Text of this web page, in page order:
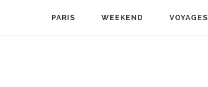
PARIS WEEKEND VOYAGES